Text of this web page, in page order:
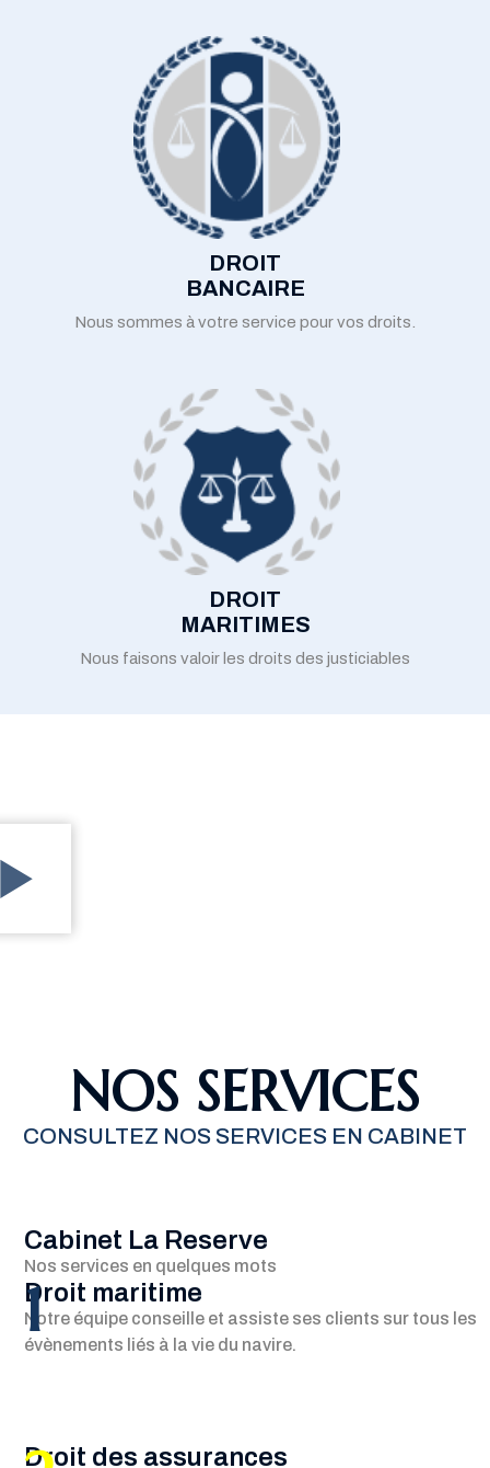
DROIT
BANCAIRE
Nous sommes à votre service pour vos droits.
DROIT
MARITIMES
Nous faisons valoir les droits des justiciables
NOS SERVICES
CONSULTEZ NOS SERVICES EN CABINET
Cabinet La Reserve
Nos services en quelques mots
Droit maritime
Notre équipe conseille et assiste ses clients sur tous les
évènements liés à la vie du navire.
1
Droit des assurances